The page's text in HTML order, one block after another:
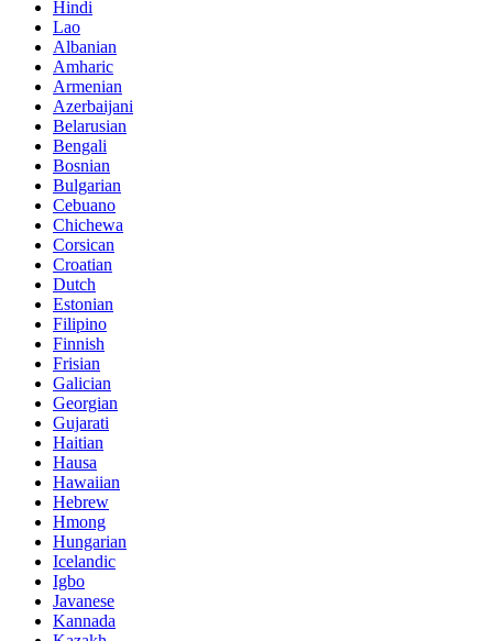
Hindi
Lao
Albanian
Amharic
Armenian
Azerbaijani
Belarusian
Bengali
Bosnian
Bulgarian
Cebuano
Chichewa
Corsican
Croatian
Dutch
Estonian
Filipino
Finnish
Frisian
Galician
Georgian
Gujarati
Haitian
Hausa
Hawaiian
Hebrew
Hmong
Hungarian
Icelandic
Igbo
Javanese
Kannada